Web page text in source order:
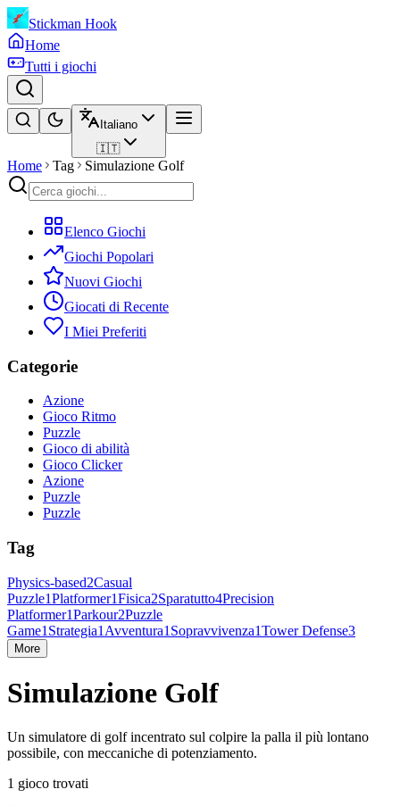
Stickman Hook
Home
Tutti i giochi
Italiano
🇮🇹
Home Tag Simulazione Golf
Elenco Giochi
Giochi Popolari
Nuovi Giochi
Giocati di Recente
I Miei Preferiti
Categorie
Azione
Gioco Ritmo
Puzzle
Gioco di abilità
Gioco Clicker
Azione
Puzzle
Puzzle
Tag
Physics-based2Casual
Puzzle1Platformer1Fisica2Sparatutto4Precision
Platformer1Parkour2Puzzle
Game1 Strategia1 Avventura1 Sopravvivenza1Tower Defense3
More
Simulazione Golf
Un simulatore di golf incentrato sul colpire la palla il più lontano
possibile, con meccaniche di potenziamento.
1 gioco trovati